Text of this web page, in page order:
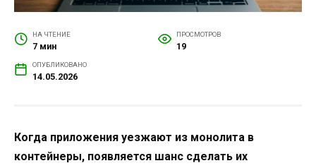
НА ЧТЕНИЕ
7 мин
ПРОСМОТРОВ
19
ОПУБЛИКОВАНО
14.05.2026
Когда приложения уезжают из монолита в
контейнеры, появляется шанс сделать их